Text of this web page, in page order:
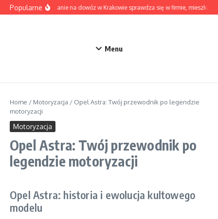
Przejdź do treści
PopularneKiedy pranie na dowóz w Krakowie sprawdza się w firmie, mieszkaniu
Menu
Home / Motoryzacja / Opel Astra: Twój przewodnik po legendzie
motoryzacji
Motoryzacja
Opel Astra: Twój przewodnik po
legendzie motoryzacji
Opel Astra: historia i ewolucja kultowego
modelu